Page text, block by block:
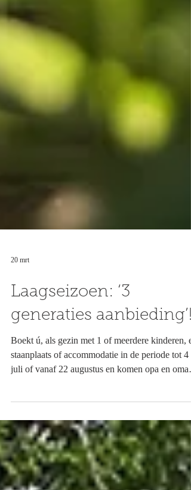
20 mrt
Laagseizoen: ‘3
generaties aanbieding’!
Boekt ú, als gezin met 1 of meerdere kinderen,
10€ per nacht voor een staanplaats! Plan snel uw
bezoek aan de Ardèche in het laagseizoen en
genieten van de rust, ruimte, gezelligheid én van
deze heerlijke aanbieding op onze sfeervolle
familiecamping! Alle faciliteiten zijn ook in het